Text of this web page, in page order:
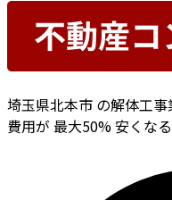
埼玉県北本市 の解体工事
費用が 最大50%安くな